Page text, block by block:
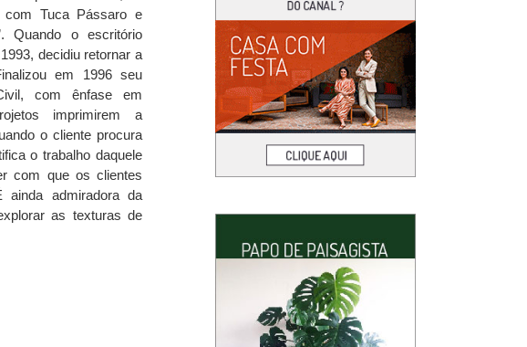
com Tuca Pássaro e
Quando o escritório
decidiu retornar a
em 1996 seu
com ênfase em
imprimirem a
o cliente procura
o trabalho daquele
com que os clientes
admiradora da
as texturas de